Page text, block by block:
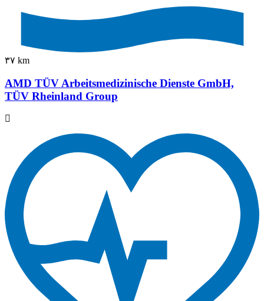
٣٧ km
AMD TÜV Arbeitsmedizinische Dienste GmbH,
TÜV Rheinland Group